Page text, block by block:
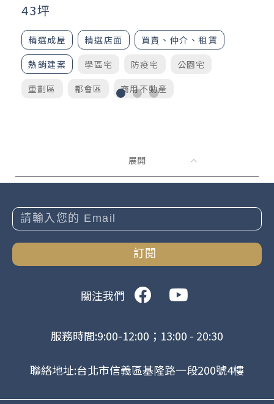
43坪
精選成屋 精選店面
買賣、仲介、租賃
熱銷建案
學區宅 防疫宅
公園宅
重劃區
都會區 商用不動產
展開
關注我們
訂閱
服務時間:9:00-12:00；13:00 - 20:30
聯絡地址:台北市信義區基隆路一段200號4樓